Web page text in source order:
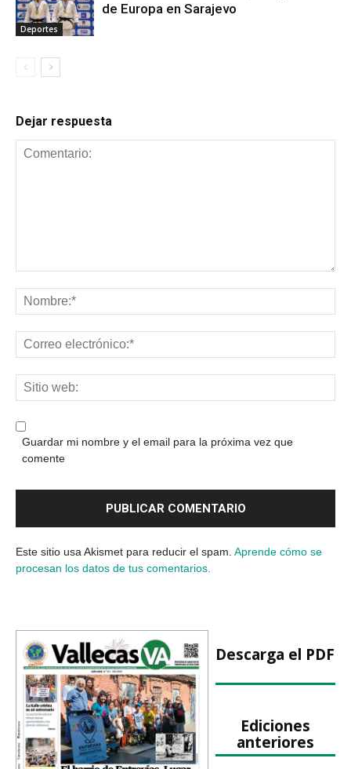
Deportes
de Europa en Sarajevo
Dejar respuesta
Guardar mi nombre y el email para la próxima vez que
comente
Este sitio usa Akismet para reducir el spam. Aprende cómo se
procesan los datos de tus comentarios.
Descarga el PDF
Ediciones
anteriores